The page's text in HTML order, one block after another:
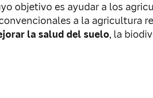
objetivo es ayudar a los
a la agricultura
la salud del suelo, la